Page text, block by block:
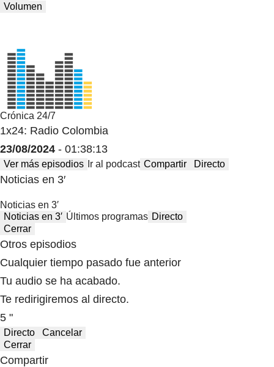
Volumen
Crónica 24/7
1x24: Radio Colombia
23/08/2024 - 01:38:13
Ver más episodios Ir al podcast Compartir Directo
Noticias en 3′
Noticias en 3′
Noticias en 3′ Últimos programas Directo
Cerrar
Otros episodios
Cualquier tiempo pasado fue anterior
Tu audio se ha acabado.
Te redirigiremos al directo.
5 "
Directo
Cancelar
Cerrar
Compartir